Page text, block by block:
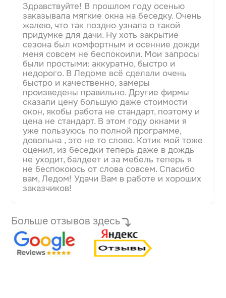
Здравствуйте! В прошлом году осенью
заказывала мягкие окна на беседку. Очень
жалею, что так поздно узнала о такой
придумке для дачи. Ну хоть закрытие
сезона был комфортным и осенние дожди
меня совсем не беспокоили. Мои запросы
были простыми: аккуратно, быстро и
недорого. В Ледоме всё сделали очень
быстро и качественно, замеры
произведены правильно. Другие фирмы
сказали цену большую даже стоимости
окон, якобы работа не стандарт, поэтому и
цена не стандарт. В этом году окнами я
уже пользуюсь по полной программе,
довольна , это не то слово. Котик мой тоже
оценил, из беседки теперь даже в дождь
не уходит, балдеет и за мебель теперь я
не беспокоюсь от слова совсем. Спасибо
вам, Ледом! Удачи Вам в работе и хороших
заказчиков!
Больше отзывов здесь